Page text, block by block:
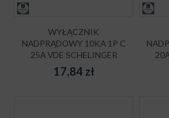
WYŁĄCZNIK
NADPRĄDOWY 10KA 1P C
25A VDE SCHELINGER
17,84zł